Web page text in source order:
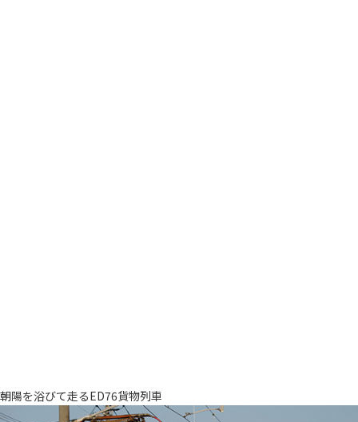
朝陽を浴びて走るED76貨物列車